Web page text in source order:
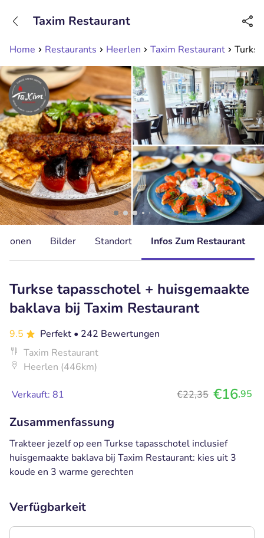
Erreichbar bis 23:00 Uhr
Home Restaurants Heerlen Taxim Restaurant
Taxim Restaurant
Bilder Standort Infos Zum Restaurant
Turkse tapasschotel + huisgemaakte
baklava bij Taxim Restaurant
9.5 Perfekt • 242 Bewertungen
Taxim Restaurant
Heerlen (446km)
Verkauft: 81 €22,35 €16,95
Zusammenfassung
Trakteer jezelf op een Turkse tapasschotel inclusief
huisgemaakte baklava bij Taxim Restaurant: kies uit 3
koude en 3 warme gerechten
Verfügbarkeit